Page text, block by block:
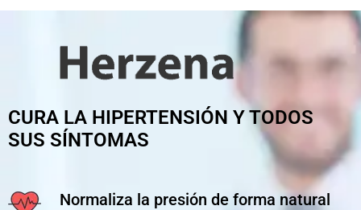
CURA LA HIPERTENSIÓN Y TODOS
SUS SÍNTOMAS
Normaliza la presión de forma natural